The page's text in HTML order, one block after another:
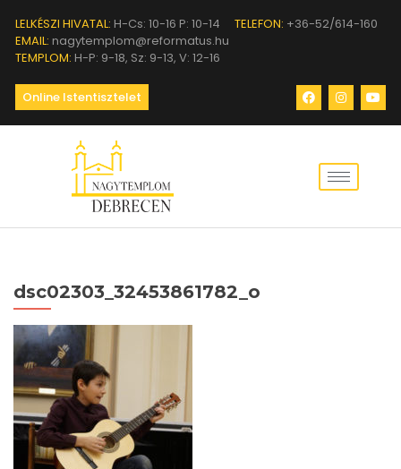
LELKÉSZI HIVATAL: H-Cs: 10-16 P: 10-14 TELEFON: +36-52/614-160
EMAIL: nagytemplom@reformatus.hu
TEMPLOM: H-P: 9-18, Sz: 9-13, V: 12-16
Online Istentisztelet
dsc02303_32453861782_o